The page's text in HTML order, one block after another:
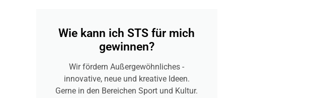
Wie kann ich STS für mich
gewinnen?
Wir fördern Außergewöhnliches -
innovative, neue und kreative Ideen.
Gerne in den Bereichen Sport und Kultur.